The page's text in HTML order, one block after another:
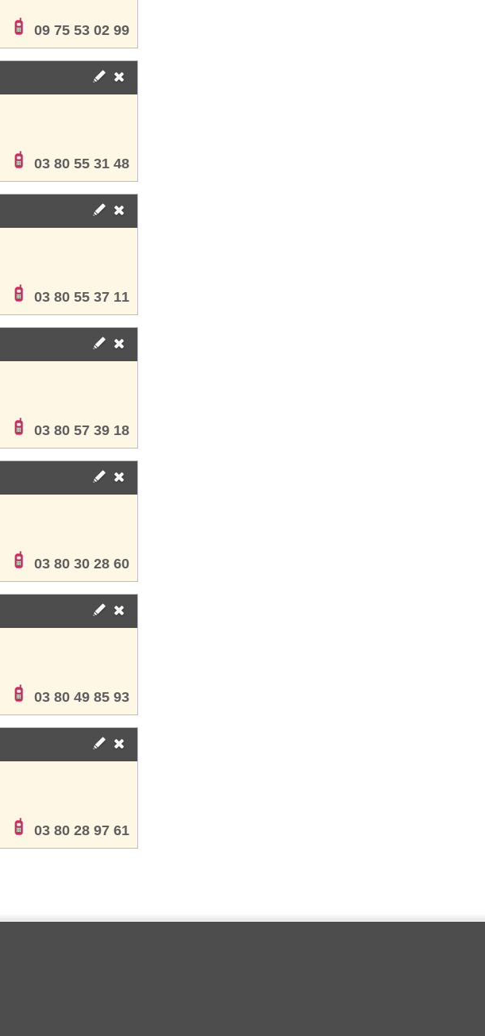
09 75 53 02 99
03 80 55 31 48
03 80 55 37 11
03 80 57 39 18
03 80 30 28 60
03 80 49 85 93
03 80 28 97 61